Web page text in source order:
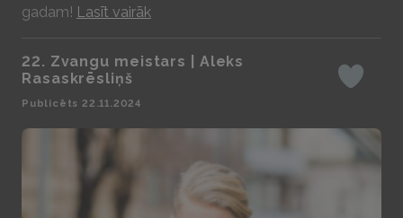
gadam! Lasīt vairāk
22. Zvangu meistars | Aleks
Rasaskrēsliņš
Publicēts 22.11.2024
Iepatikas